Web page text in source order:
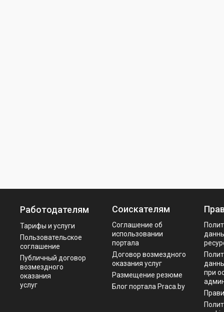
Работодателям
Тарифы и услуги
Пользовательское
соглашение
Публичный договор
возмездного
оказания
услуг
Соискателям
Соглашение об
использовании
портала
Договор возмездного
оказания услуг
Размещение резюме
Блог портала Praca.by
при